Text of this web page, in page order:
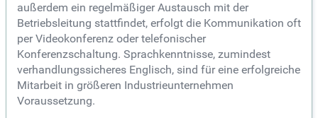
außerdem ein regelmäßiger Austausch mit der
Betriebsleitung stattfindet, erfolgt die Kommunikation oft
per Videokonferenz oder telefonischer
Konferenzschaltung. Sprachkenntnisse, zumindest
verhandlungssicheres Englisch, sind für eine erfolgreiche
Mitarbeit in größeren Industrieunternehmen
Voraussetzung.